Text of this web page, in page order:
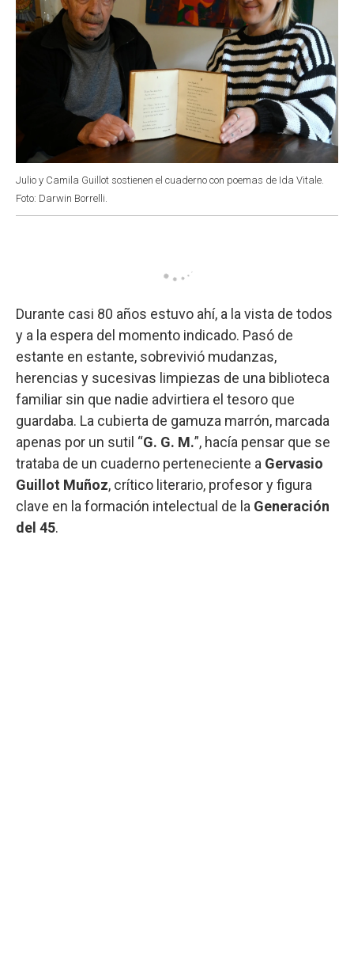
Julio y Camila Guillot sostienen el cuaderno con poemas de Ida Vitale.
Foto: Darwin Borrelli.
Durante casi 80 años estuvo ahí, a la vista de todos
y a la espera del momento indicado. Pasó de
estante en estante, sobrevivió mudanzas,
herencias y sucesivas limpiezas de una biblioteca
familiar sin que nadie advirtiera el tesoro que
guardaba. La cubierta de gamuza marrón, marcada
apenas por un sutil “G. G. M.”, hacía pensar que se
trataba de un cuaderno perteneciente a Gervasio
Guillot Muñoz, crítico literario, profesor y figura
clave en la formación intelectual de la Generación
del 45.